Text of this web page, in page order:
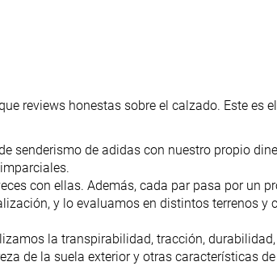
reviews honestas sobre el calzado. Este es
senderismo de adidas con nuestro propio
con ellas. Además, cada par pasa por un
y lo evaluamos en distintos terrenos y
la transpirabilidad, tracción,
de la suela exterior y otras características